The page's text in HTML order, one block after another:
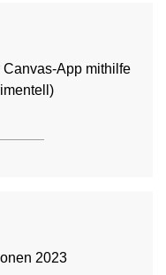
App mithilfe
2023